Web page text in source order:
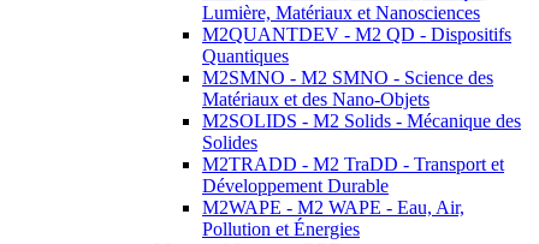
Lumière, Matériaux et Nanosciences
M2QUANTDEV - M2 QD - Dispositifs
Quantiques
M2SMNO - M2 SMNO - Science des
Matériaux et des Nano-Objets
M2SOLIDS - M2 Solids - Mécanique des
Solides
M2TRADD - M2 TraDD - Transport et
Développement Durable
M2WAPE - M2 WAPE - Eau, Air,
Pollution et Énergies